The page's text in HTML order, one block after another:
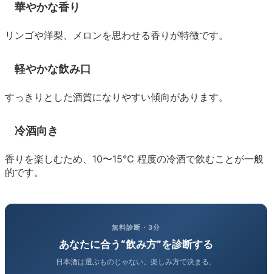
華やかな香り
リンゴや洋梨、メロンを思わせる香りが特徴です。
軽やかな飲み口
すっきりとした酒質になりやすい傾向があります。
冷酒向き
香りを楽しむため、10〜15℃ 程度の冷酒で飲むことが一般
的です。
無料診断・3分
あなたに合う“飲み方”を診断する
日本酒は選ぶものじゃない。楽しみ方で決まる。